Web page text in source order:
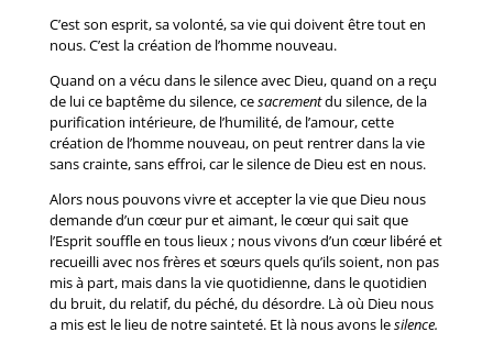
C’est son esprit, sa volonté, sa vie qui doivent être tout en
nous. C’est la création de l’homme nouveau.
Quand on a vécu dans le silence avec Dieu, quand on a reçu
de lui ce baptême du silence, cesacrementdu silence, de la
purification intérieure, de l’humilité, de l’amour, cette
création de l’homme nouveau, on peut rentrer dans la vie
sans crainte, sans effroi, car le silence de Dieu est en nous.
Alors nous pouvons vivre et accepter la vie que Dieu nous
demande d’un cœur pur et aimant, le cœur qui sait que
l’Esprit souffle en tous lieux ; nous vivons d’un cœur libéré et
recueilli avec nos frères et sœurs quels qu’ils soient, non pas
mis à part, mais dans la vie quotidienne, dans le quotidien
du bruit, du relatif, du péché, du désordre. Là où Dieu nous
a mis est le lieu de notre sainteté. Et là nous avons lesilence.